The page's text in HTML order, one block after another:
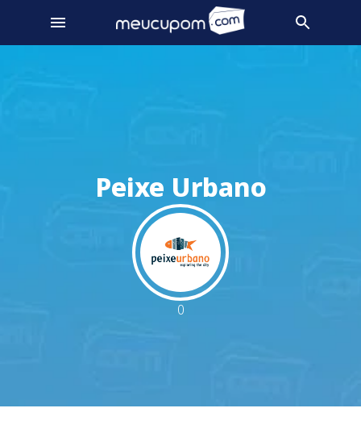
Peixe Urbano
0